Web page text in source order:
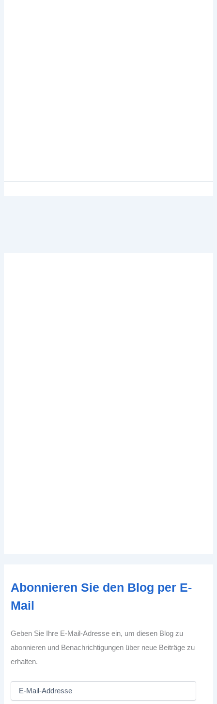
Abonnieren Sie den Blog per E-
Mail
Geben Sie Ihre E-Mail-Adresse ein, um diesen Blog zu
abonnieren und Benachrichtigungen über neue Beiträge zu
erhalten.